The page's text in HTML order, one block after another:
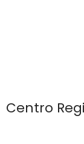
Centro